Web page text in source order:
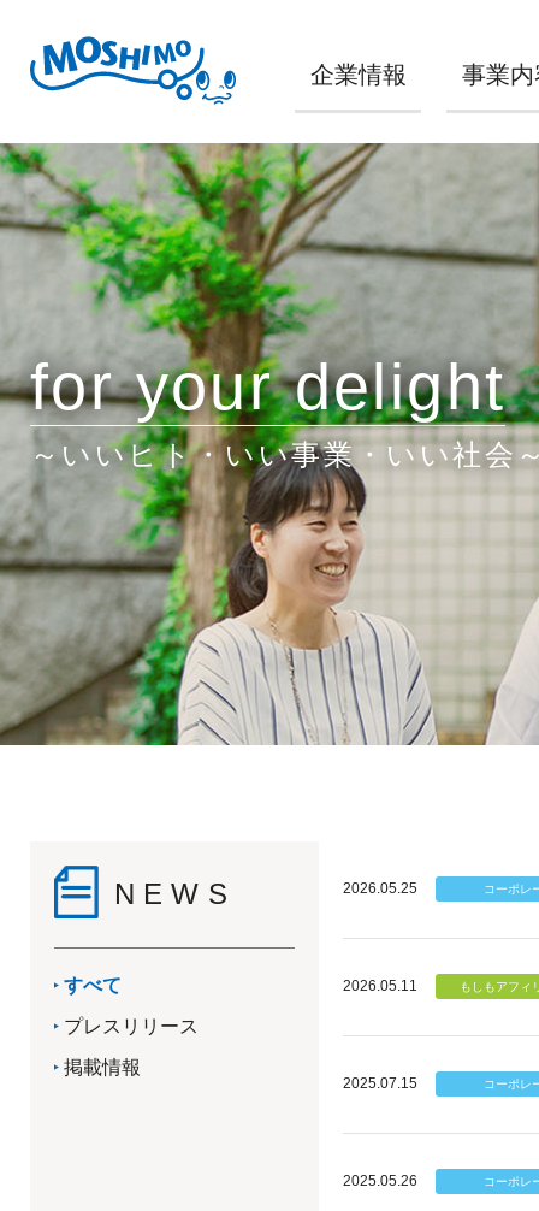
企業情報 事業内
for your delight
～いいヒト・いい事業・いい社会
NEWS
すべて
プレスリリース
掲載情報
2026.05.25
2026.05.11
2025.07.15
2025.05.26